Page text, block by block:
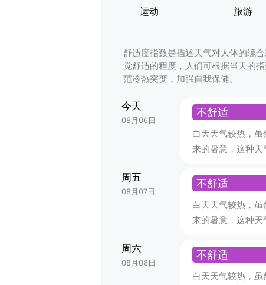
运动 旅游
舒适度指数是描述天气对人体的综
觉舒适的程度，人们可根据当天的
范冷热突变，加强自我保健。
今天
08月06日
不舒适
白天天气较热，
来的暑意，这种天
周五
08月07日
不舒适
白天天气较热，
来的暑意，这种天
周六
08月08日
不舒适
白天天气较热，